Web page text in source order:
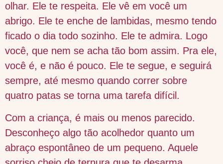
olhar. Ele te respeita. Ele vê em você um
abrigo. Ele te enche de lambidas, mesmo tendo
ficado o dia todo sozinho. Ele te admira. Logo
você, que nem se acha tão bom assim. Pra ele,
você é, e não é pouco. Ele te segue, e seguirá
sempre, até mesmo quando correr sobre
quatro patas se torna uma tarefa difícil.
Com a criança, é mais ou menos parecido.
Desconheço algo tão acolhedor quanto um
abraço espontâneo de um pequeno. Aquele